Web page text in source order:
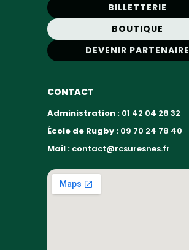
BILLETTERIE
BOUTIQUE
DEVENIR PARTENAIRE
CONTACT
Administration : 01 42 04 28 32
École de Rugby : 09 70 24 78 40
Mail : contact@rcsuresnes.fr